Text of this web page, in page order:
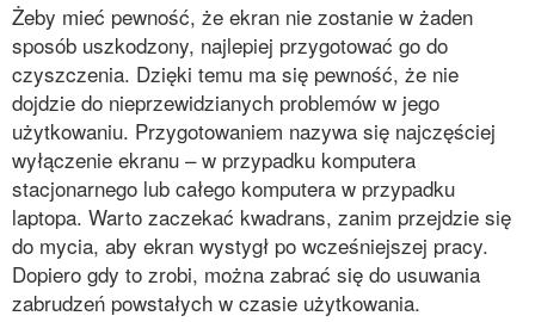
Żeby mieć pewność, że ekran nie zostanie w żaden
sposób uszkodzony, najlepiej przygotować go do
czyszczenia. Dzięki temu ma się pewność, że nie
dojdzie do nieprzewidzianych problemów w jego
użytkowaniu. Przygotowaniem nazywa się najczęściej
wyłączenie ekranu – w przypadku komputera
stacjonarnego lub całego komputera w przypadku
laptopa. Warto zaczekać kwadrans, zanim przejdzie się
do mycia, aby ekran wystygł po wcześniejszej pracy.
Dopiero gdy to zrobi, można zabrać się do usuwania
zabrudzeń powstałych w czasie użytkowania.